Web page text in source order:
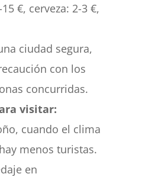
€, cerveza: 2-3 €,
ciudad segura,
con los
concurridas.
visitar:
cuando el clima
menos turistas.
en